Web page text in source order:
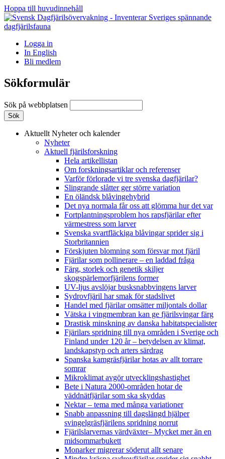
Hoppa till huvudinnehåll
Logga in
In English
Bli medlem
Sökformulär
Sök på webbplatsen
Aktuellt Nyheter och kalender
Nyheter
Aktuell fjärilsforskning
Hela artikellistan
Om forskningsartiklar och referenser
Varför förlorade vi tre svenska dagfjärilar?
Slingrande slåtter ger större variation
En öländsk blåvingehybrid
Det nya normala får oss att glömma hur det var
Fortplantningsproblem hos rapsfjärilar efter
värmestress som larver
Svenska svartfläckiga blåvingar sprider sig i
Storbritannien
Förskjuten blomning som försvar mot fjäril
Fjärilar som pollinerare – en laddad fråga
Färg, storlek och genetik skiljer
skogspärlemorfjärilens former
UV-ljus avslöjar busksnabbvingens larver
Sydrovfjäril har smak för stadslivet
Handel med fjärilar omsätter miljontals dollar
Vätska i vingmembran kan ge fjärilsvingar färg
Drastisk minskning av danska habitatspecialister
Fjärilars spridning till nya områden i Sverige och
Finland under 120 år– betydelsen av klimat,
landskapstyp och arters särdrag
Spanska kamgräsfjärilar hotas av allt torrare
somrar
Mikroklimat avgör utvecklingshastighet
Bete i Natura 2000-områden hotar de
väddnätfjärilar som ska skyddas
Nektar – tema med många variationer
Snabb anpassning till dagslängd hjälper
svingelgräsfjärilens spridning norrut
Fjärilslarvernas värdväxter– Mycket mer än en
midsommarbukett
Monarker migrerar söderut allt senare